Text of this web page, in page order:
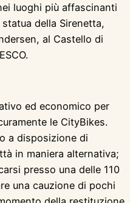
luoghi più affascinanti
della Sirenetta,
al Castello di
ed economico per
le CityBikes.
a disposizione di
in maniera alternativa;
presso una delle 110
una cauzione di pochi